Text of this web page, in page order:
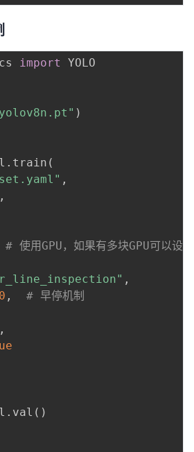
import YOLO
)
. train (
,
,
# 使用GPU，如果有多块GPU可以
,
,
# 早停机制
,
. val ( )